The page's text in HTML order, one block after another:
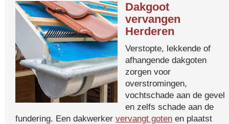
Dakgoot
vervangen
Herderen
Verstopte, lekkende of
afhangende dakgoten
zorgen voor
overstromingen,
vochtschade aan de gevel
en zelfs schade aan de
fundering. Een dakwerker vervangt goten en plaatst